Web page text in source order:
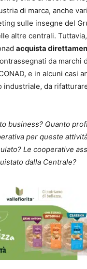
di marca, anche
sulle insegne del
altre centrali.
acquista
da marchi
e in alcuni casi
industriale, da
business? Quanto
per queste
Le cooperative
dalla Centrale?